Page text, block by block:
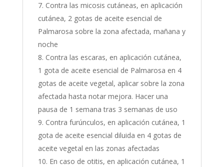
Contra las micosis cutáneas, en aplicación
cutánea, 2 gotas de aceite esencial de
Palmarosa sobre la zona afectada, mañana y
noche
Contra las escaras, en aplicación cutánea,
1 gota de aceite esencial de Palmarosa en 4
gotas de aceite vegetal, aplicar sobre la zona
afectada hasta notar mejora. Hacer una
pausa de 1 semana tras 3 semanas de uso
Contra furúnculos, en aplicación cutánea, 1
gota de aceite esencial diluida en 4 gotas de
aceite vegetal en las zonas afectadas
En caso de otitis, en aplicación cutánea, 1